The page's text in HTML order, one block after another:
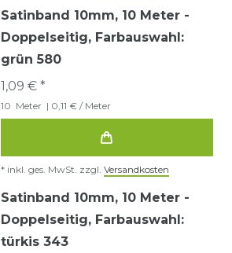
Satinband 10mm, 10 Meter -
Doppelseitig, Farbauswahl:
grün 580
1,09 € *
10 Meter | 0,11 € / Meter
* inkl. ges. MwSt. zzgl. Versandkosten
Satinband 10mm, 10 Meter -
Doppelseitig, Farbauswahl:
türkis 343